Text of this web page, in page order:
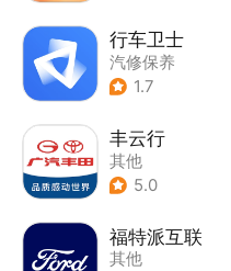
行车卫士
汽修保养
1.7
丰云行
其他
5.0
福特派互联
其他